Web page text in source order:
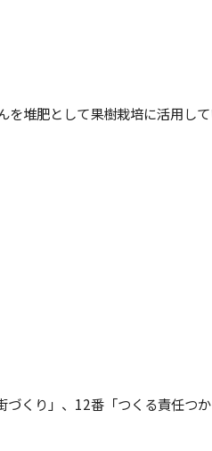
堆肥として果樹栽培に活用して
くり」、12番「つくる責任つか